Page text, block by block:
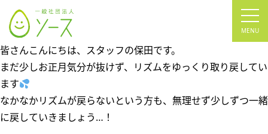
皆さんこんにちは、スタッフの保田です。
まだ少しお正月気分が抜けず、リズムをゆっくり取り戻してい
ます
なかなかリズムが戻らないという方も、無理せず少しずつ一緒
に戻していきましょう…！